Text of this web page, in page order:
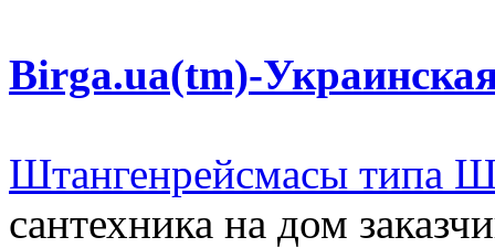
Birga.ua(tm)-
Штангенрейсмасы типа
сантехника на дом